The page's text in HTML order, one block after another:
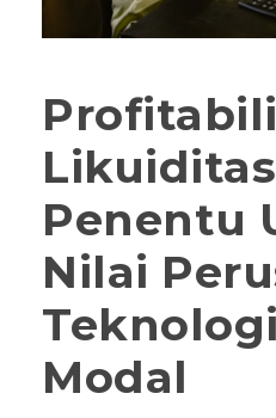
Penentu
Nilai
Modal